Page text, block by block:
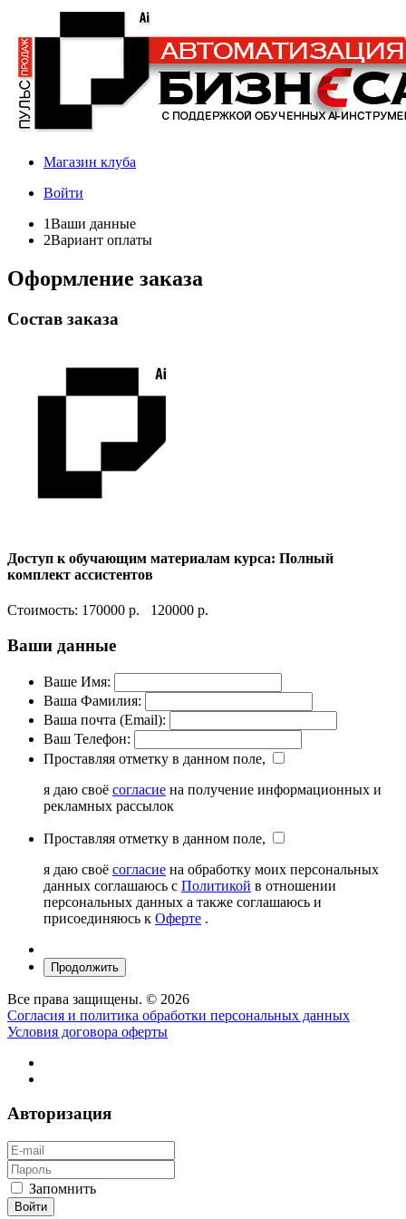
Магазин клуба
Войти
1Ваши данные
2Вариант оплаты
Оформление заказа
Состав заказа
Доступ к обучающим материалам курса: Полный
комплект ассистентов
Стоимость: 170000 р. 120000 р.
Ваши данные
Ваше Имя:
Ваша Фамилия:
Ваша почта (Email):
Ваш Телефон:
Проставляя отметку в данном поле,
я даю своё согласие на получение информационных и
рекламных рассылок
Проставляя отметку в данном поле,
я даю своё согласие на обработку моих персональных
данных соглашаюсь с Политикой в отношении
персональных данных а также соглашаюсь и
присоединяюсь к Оферте .
Все права защищены. © 2026
Согласия и политика обработки персональных данных
Условия договора оферты
Авторизация
Запомнить